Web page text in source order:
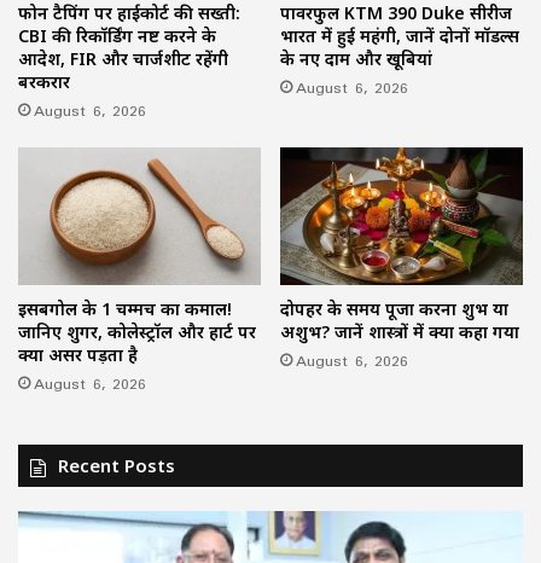
फोन टैपिंग पर हाईकोर्ट की सख्ती:
CBI की रिकॉर्डिंग नष्ट करने के
आदेश, FIR और चार्जशीट रहेंगी
बरकरार
August 6, 2026
पावरफुल KTM 390 Duke सीरीज
भारत में हुई महंगी, जानें दोनों मॉडल्स
के नए दाम और खूबियां
August 6, 2026
इसबगोल के 1 चम्मच का कमाल!
जानिए शुगर, कोलेस्ट्रॉल और हार्ट पर
क्या असर पड़ता है
August 6, 2026
दोपहर के समय पूजा करना शुभ या
अशुभ? जानें शास्त्रों में क्या कहा गया
August 6, 2026
Recent Posts